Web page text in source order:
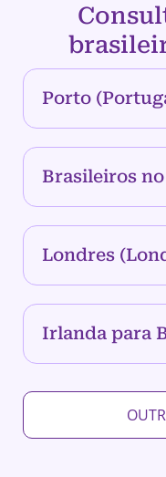
Porto
Brasileiros
Londres
Irlanda para